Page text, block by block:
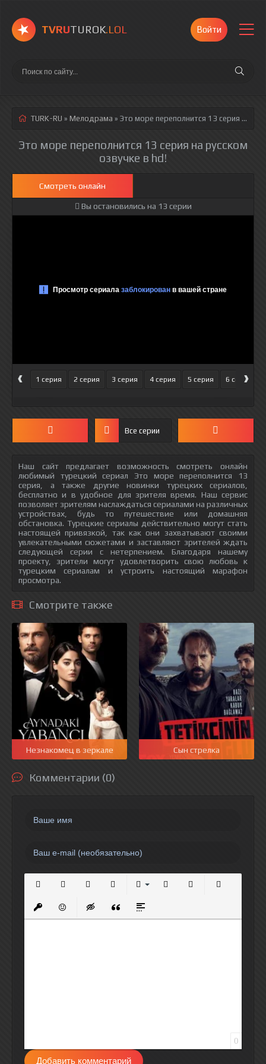
TVRUTUROK.LOL Войти
TURK-RU » Мелодрама » Это море переполнится 13 серия
Это море переполнится 13 серия на русском
озвучке в hd!
Смотреть онлайн
Вы остановились на 13 серии
‹ 1 серия 2 серия 3 серия 4 серия 5 серия 6 серия
›
Все серии
Наш сайт предлагает возможность смотреть онлайн
любимый турецкий сериал Это море переполнится 13
серия, а также другие новинки турецких сериалов,
бесплатно и в удобное для зрителя время. Наш сервис
позволяет зрителям наслаждаться сериалами на различных
устройствах, будь то путешествие или домашняя
обстановка. Турецкие сериалы действительно могут стать
настоящей привязкой, так как они захватывают своими
увлекательными сюжетами и заставляют зрителей ждать
следующей серии с нетерпением. Благодаря нашему
проекту, зрители могут удовлетворить свою любовь к
турецким сериалам и устроить настоящий марафон
просмотра.
Смотрите также
Незнакомец в зеркале Сын стрелка
Комментарии (0)
Вставить защищенную ссылку
Вставить смайлик
Вставка скрытого текста
Вставка цитаты
Вставка спойлера
0
Добавить комментарий